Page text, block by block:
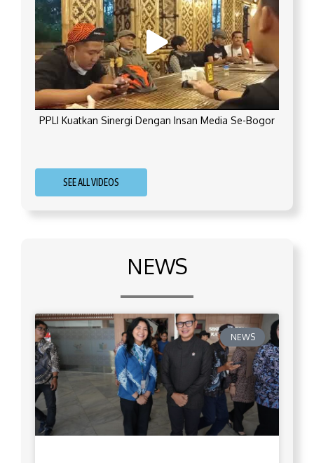
PPLI Kuatkan Sinergi Dengan Insan Media Se-Bogor
SEE ALL VIDEOS
NEWS
NEWS